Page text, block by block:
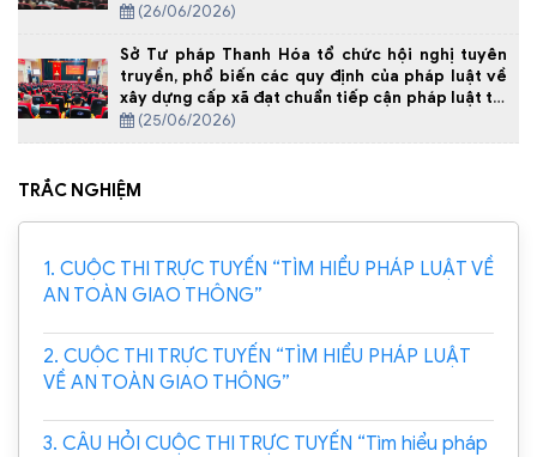
(26/06/2026)
Sở Tư pháp Thanh Hóa tổ chức hội nghị tuyên
truyền, phổ biến các quy định của pháp luật về
xây dựng cấp xã đạt chuẩn tiếp cận pháp luật tại
Xã Yên Định
(25/06/2026)
TRẮC NGHIỆM
1. CUỘC THI TRỰC TUYẾN “TÌM HIỂU PHÁP LUẬT VỀ
AN TOÀN GIAO THÔNG”
2. CUỘC THI TRỰC TUYẾN “TÌM HIỂU PHÁP LUẬT
VỀ AN TOÀN GIAO THÔNG”
3. CÂU HỎI CUỘC THI TRỰC TUYẾN “Tìm hiểu pháp